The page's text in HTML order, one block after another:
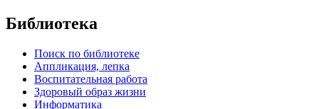
Библиотека
Поиск по библиотеке
Аппликация, лепка
Воспитательная работа
Здоровый образ жизни
Информатика